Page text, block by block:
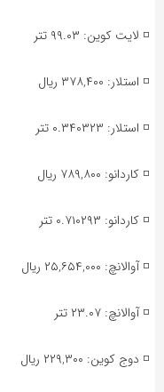
◽️ لایت کوین: ۹۹.۰۳ تتر
◽️ استلار: ۳۷۸,۴۰۰ ریال
◽️ استلار: ۰.۳۴۰۳۲۳ تتر
◽️ کاردانو: ۷۸۹,۸۰۰ ریال
◽️ کاردانو: ۰.۷۱۰۲۹۳ تتر
◽️ آوالانچ: ۲۵,۶۵۴,۰۰۰ ریال
◽️ آوالانچ: ۲۳.۰۷ تتر
◽️ دوج کوین: ۲۲۹,۳۰۰ ریال